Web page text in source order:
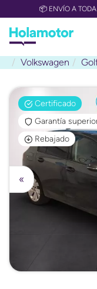
📦 ENVÍO A
Volkswagen
Certificado
Garantía
Rebajado
«